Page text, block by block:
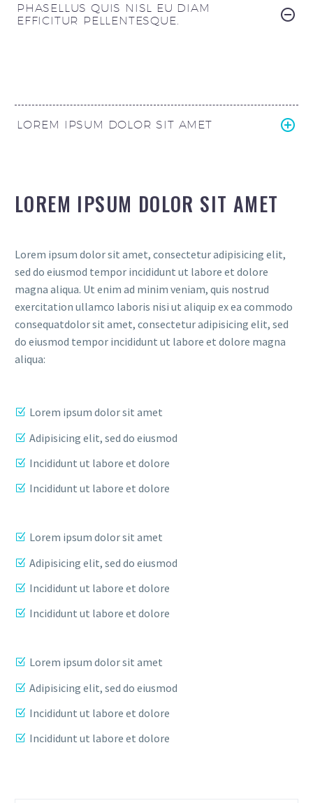
PHASELLUS QUIS NISL EU DIAM
EFFICITUR PELLENTESQUE.
LOREM IPSUM DOLOR SIT AMET
LOREM IPSUM DOLOR SIT AMET
Lorem ipsum dolor sit amet, consectetur adipisicing elit,
sed do eiusmod tempor incididunt ut labore et dolore
magna aliqua. Ut enim ad minim veniam, quis nostrud
exercitation ullamco laboris nisi ut aliquip ex ea commodo
consequatdolor sit amet, consectetur adipisicing elit, sed
do eiusmod tempor incididunt ut labore et dolore magna
aliqua:
Lorem ipsum dolor sit amet
Adipisicing elit, sed do eiusmod
Incididunt ut labore et dolore
Incididunt ut labore et dolore
Lorem ipsum dolor sit amet
Adipisicing elit, sed do eiusmod
Incididunt ut labore et dolore
Incididunt ut labore et dolore
Lorem ipsum dolor sit amet
Adipisicing elit, sed do eiusmod
Incididunt ut labore et dolore
Incididunt ut labore et dolore